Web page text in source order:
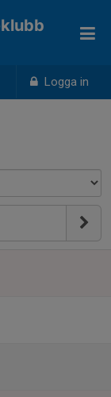
Logga in